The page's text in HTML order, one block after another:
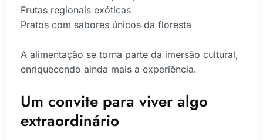
Frutas regionais exóticas
Pratos com sabores únicos da floresta
A alimentação se torna parte da imersão cultural,
enriquecendo ainda mais a experiência.
Um convite para viver algo
extraordinário